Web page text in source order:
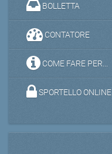
BOLLETTA
CONTATORE
COME FARE PER...
SPORTELLO ONLINE